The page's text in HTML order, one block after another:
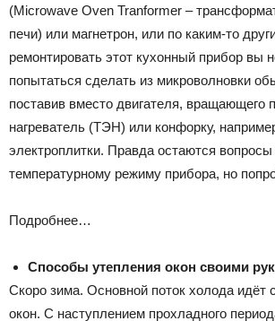
(Microwave Oven Tranformer –
печи) или магнетрон, или по каким-то
ремонтировать этот кухонный прибор вы
попытаться сделать из микроволновки
поставив вместо двигателя, вращающего
нагреватель (ТЭН) или конфорку,
электроплитки. Правда остаются вопросы
температурному режиму прибора, но
Подробнее…
Способы утепления окон своими
Скоро зима. Основной поток холода идёт
окон. С наступлением прохладного